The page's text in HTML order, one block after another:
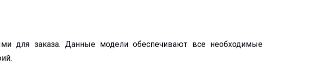
для заказа. Данные модели обеспечивают все необходимые